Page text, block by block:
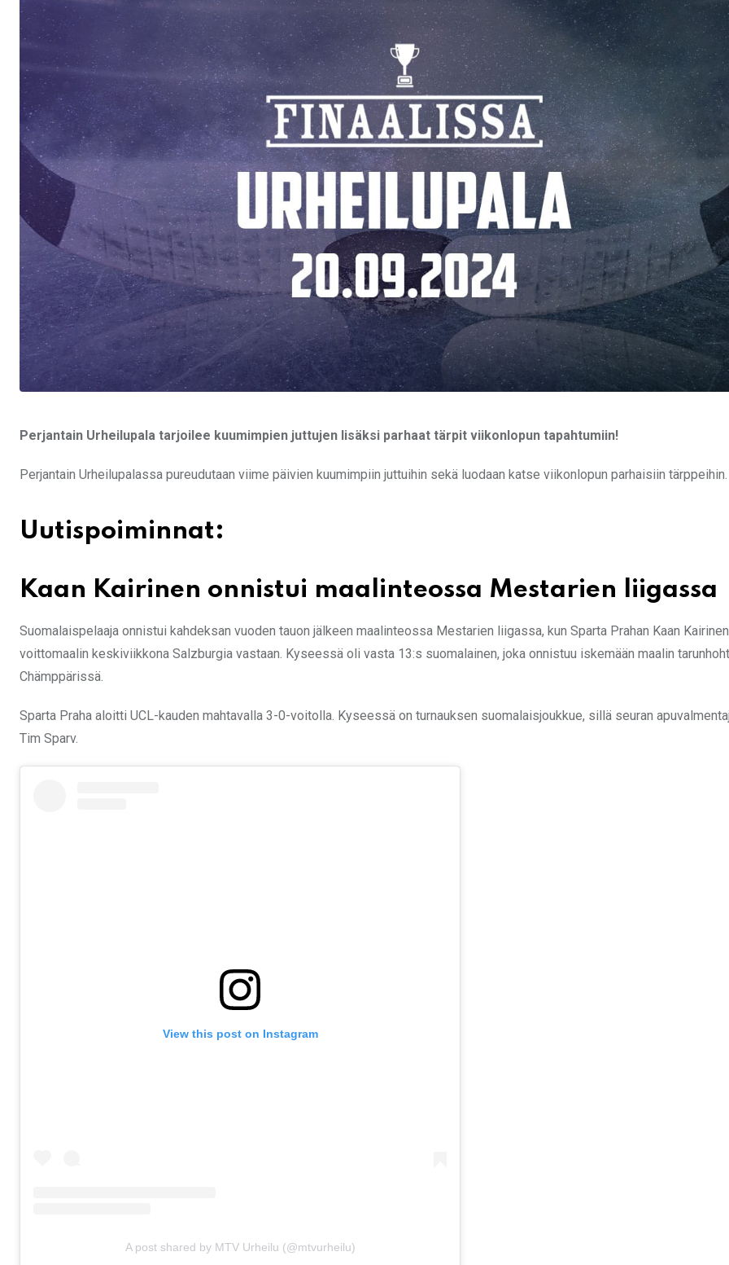
Perjantain Urheilupala tarjoilee kuumimpien juttujen lisäksi parhaat tärpit viikonlopun tapahtumiin!
Perjantain Urheilupalassa pureudutaan viime päivien kuumimpiin juttuihin sekä luodaan katse viikonlopun parhaisiin tärppeihin.
Uutispoiminnat:
Kaan Kairinen onnistui maalinteossa Mestarien liigassa
Suomalaispelaaja onnistui kahdeksan vuoden tauon jälkeen maalinteossa Mestarien liigassa, kun Sparta Prahan Kaan
voittomaalin keskiviikkona Salzburgia vastaan. Kyseessä oli vasta 13:s suomalainen, joka onnistuu iskemään maalin
Chämppärissä.
Sparta Praha aloitti UCL-kauden mahtavalla 3-0-voitolla. Kyseessä on turnauksen suomalaisjoukkue, sillä seuran
Tim Sparv.
View this post on Instagram
A post shared by MTV Urheilu (@mtvurheilu)